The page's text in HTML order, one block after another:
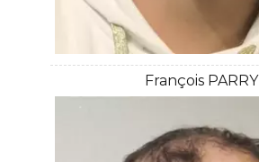
François PARRY